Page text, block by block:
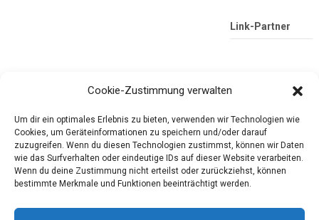
Link-Partner
Tester-Paradies
Produkttests und Alltag
Cookie-Zustimmung verwalten
Um dir ein optimales Erlebnis zu bieten, verwenden wir Technologien wie
Cookies, um Geräteinformationen zu speichern und/oder darauf
zuzugreifen. Wenn du diesen Technologien zustimmst, können wir Daten
wie das Surfverhalten oder eindeutige IDs auf dieser Website verarbeiten.
Wenn du deine Zustimmung nicht erteilst oder zurückziehst, können
bestimmte Merkmale und Funktionen beeinträchtigt werden.
Die mobile Version verlassen